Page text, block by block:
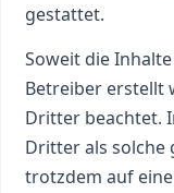
gestattet.
Soweit die
Betreiber erstellt
Dritter beachtet.
Dritter als solche
trotzdem auf